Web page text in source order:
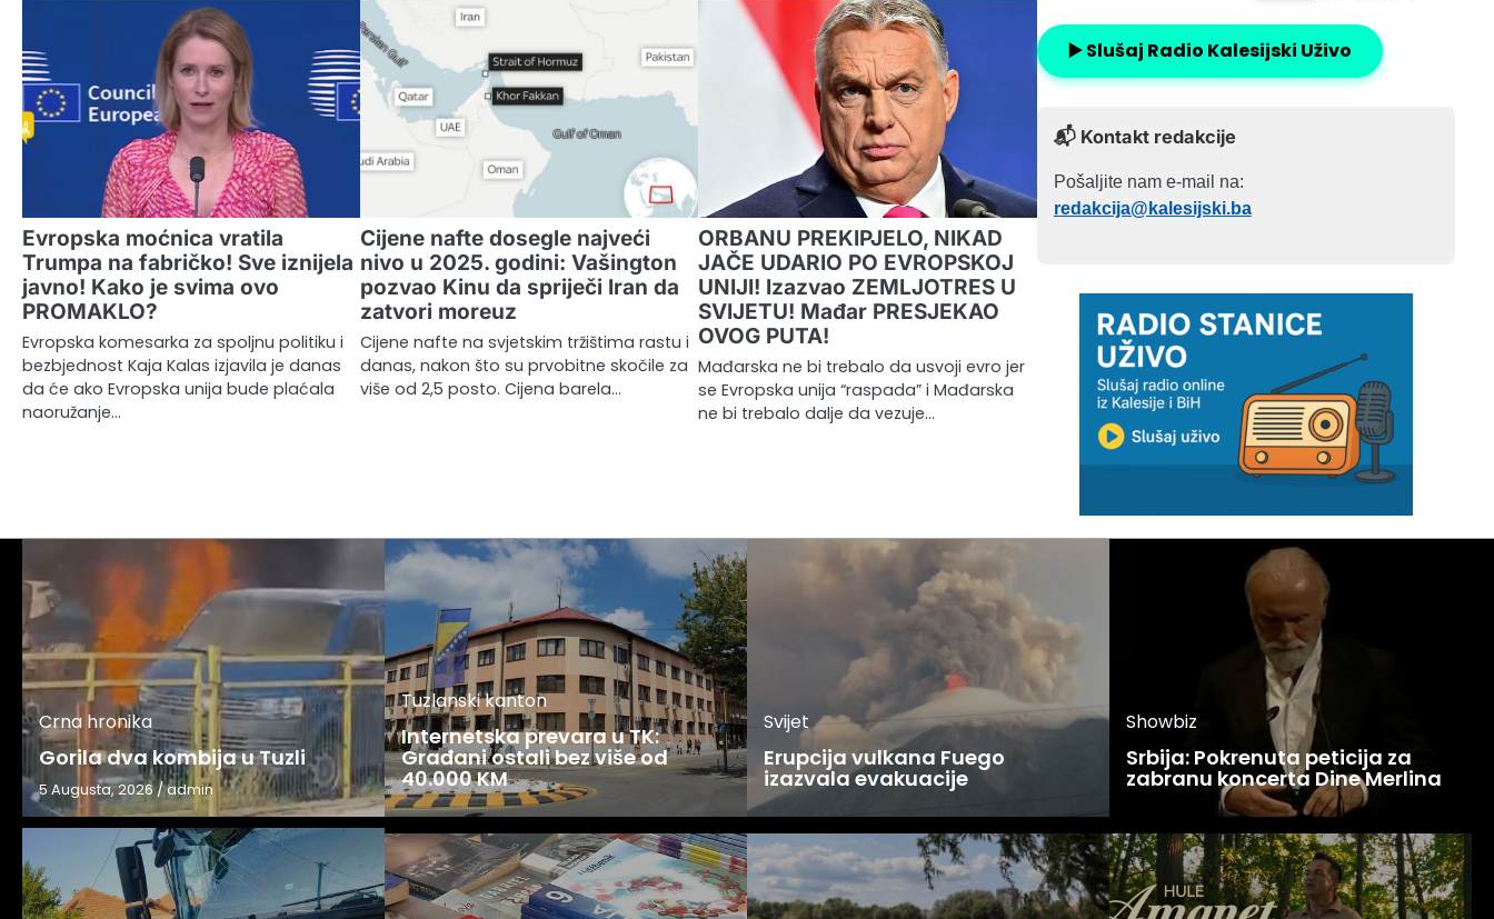
Evropska moćnica vratila
Trumpa na fabričko! Sve iznijela
javno! Kako je svima ovo
PROMAKLO?
Evropska komesarka za spoljnu politiku i
bezbjednost Kaja Kalas izjavila je danas
da će ako Evropska unija bude plaćala
naoružanje…
Cijene nafte dosegle najveći
nivo u 2025. godini: Vašington
pozvao Kinu da spriječi Iran da
zatvori moreuz
Cijene nafte na svjetskim tržištima rastu i
danas, nakon što su prvobitne skočile za
više od 2,5 posto. Cijena barela…
ORBANU PREKIPJELO, NIKAD
JAČE UDARIO PO EVROPSKOJ
UNIJI! Izazvao ZEMLJOTRES U
SVIJETU! Mađar PRESJEKAO
OVOG PUTA!
Mađarska ne bi trebalo da usvoji evro jer
se Evropska unija “raspada” i Mađarska
ne bi trebalo dalje da vezuje…
▶️ Slušaj Radio Kalesijski Uživo
📬 Kontakt redakcije
Pošaljite nam e-mail na:
redakcija@kalesijski.ba
Crna hronika
Gorila dva kombija u Tuzli
5 Augusta, 2026/admin
Tuzlanski kanton
Internetska prevara u TK:
Građani ostali bez više od
40.000 KM
Svijet
Erupcija vulkana Fuego
izazvala evakuacije
Showbiz
Srbija: Pokrenuta peticija za
zabranu koncerta Dine Merlina